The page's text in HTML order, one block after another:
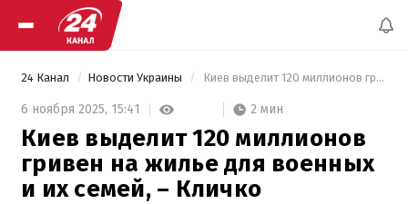
24 Канал Новости Украины Киев выделит 120 миллионов гривен на жилье для военных и их семей, – Кличко
6 ноября 2025, 15:41 2 мин
Киев выделит 120 миллионов
гривен на жилье для военных
и их семей, – Кличко